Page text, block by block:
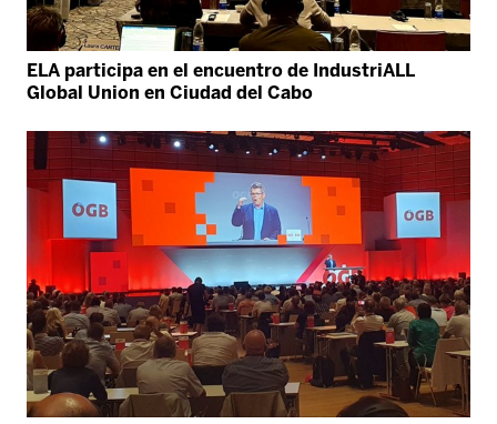
ELA participa en el encuentro de IndustriALL
Global Union en Ciudad del Cabo